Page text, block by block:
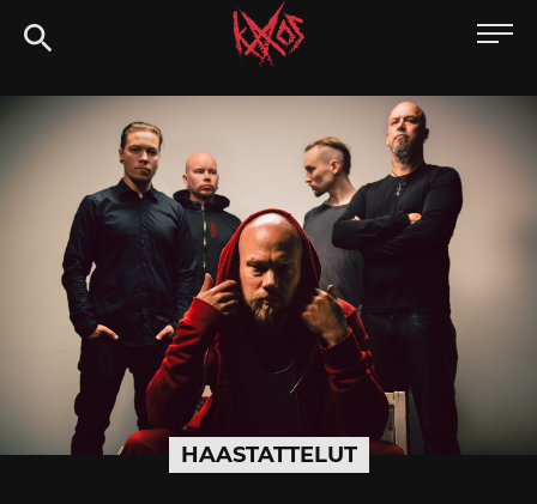
Siirry
suoraan
Kaaoszine
HAASTATTELUT